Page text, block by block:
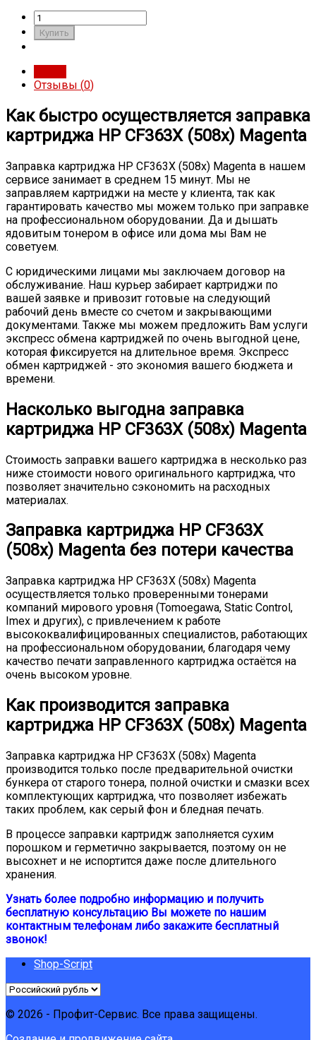
Отзывы (0)
Как быстро осуществляется заправка
картриджа HP CF363X (508x) Magenta
Заправка картриджа HP CF363X (508x) Magenta в нашем
сервисе занимает в среднем 15 минут. Мы не
заправляем картриджи на месте у клиента, так как
гарантировать качество мы можем только при заправке
на профессиональном оборудовании. Да и дышать
ядовитым тонером в офисе или дома мы Вам не
советуем.
С юридическими лицами мы заключаем договор на
обслуживание. Наш курьер забирает картриджи по
вашей заявке и привозит готовые на следующий
рабочий день вместе со счетом и закрывающими
документами. Также мы можем предложить Вам услуги
экспресс обмена картриджей по очень выгодной цене,
которая фиксируется на длительное время. Экспресс
обмен картриджей - это экономия вашего бюджета и
времени.
Насколько выгодна заправка
картриджа HP CF363X (508x) Magenta
Стоимость заправки вашего картриджа в несколько раз
ниже стоимости нового оригинального картриджа, что
позволяет значительно сэкономить на расходных
материалах.
Заправка картриджа HP CF363X
(508x) Magenta без потери качества
Заправка картриджа HP CF363X (508x) Magenta
осуществляется только проверенными тонерами
компаний мирового уровня (Tomoegawa, Static Control,
Imex и других), с привлечением к работе
высококвалифицированных специалистов, работающих
на профессиональном оборудовании, благодаря чему
качество печати заправленного картриджа остаётся на
очень высоком уровне.
Как производится заправка
картриджа HP CF363X (508x) Magenta
Заправка картриджа HP CF363X (508x) Magenta
производится только после предварительной очистки
бункера от старого тонера, полной очистки и смазки всех
комплектующих картриджа, что позволяет избежать
таких проблем, как серый фон и бледная печать.
В процессе заправки картридж заполняется сухим
порошком и герметично закрывается, поэтому он не
высохнет и не испортится даже после длительного
хранения.
Узнать более подробно информацию и получить
бесплатную консультацию Вы можете по нашим
контактным телефонам либо закажите бесплатный
звонок!
Shop-Script
© 2026 - Профит-Сервис. Все права защищены.